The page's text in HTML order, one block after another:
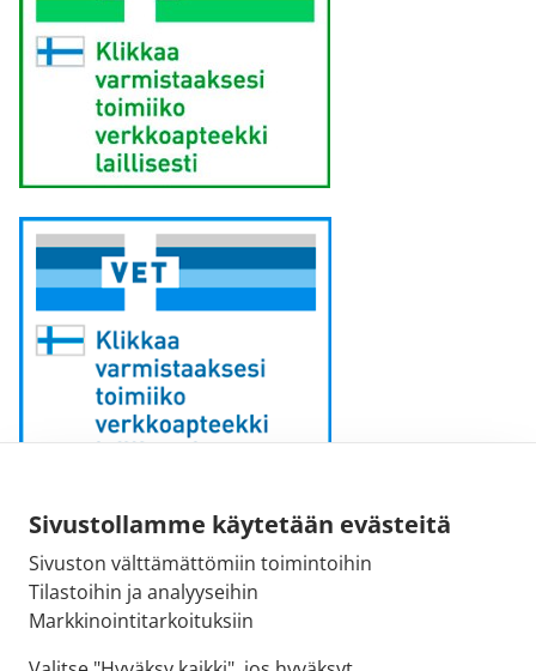
Sivustollamme käytetään evästeitä
Sivuston välttämättömiin toimintoihin
Tilastoihin ja analyyseihin
Markkinointitarkoituksiin
Sähköpostiosoite:
kirjaamo [at] fimea.fi
Fimean vaihde:
029 522 3341